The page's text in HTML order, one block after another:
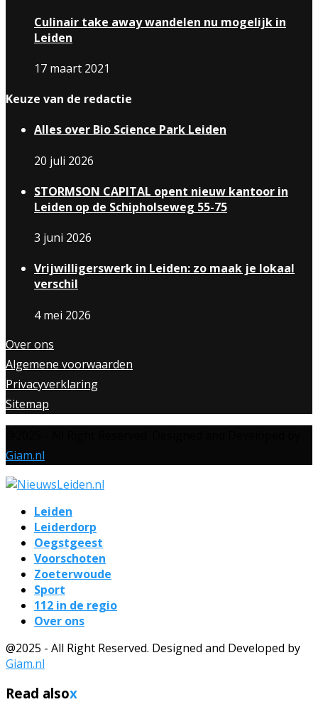
Culinair take away wandelen nu mogelijk in
Leiden
17 maart 2021
Keuze van de redactie
Alles over Bio Science Park Leiden
20 juli 2026
STORMSON CAPITAL opent nieuw kantoor in
Leiden op de Schipholseweg 55-75
3 juni 2026
Vrijwilligerswerk in Leiden: zo maak je lokaal
verschil
4 mei 2026
Over ons
Algemene voorwaarden
Privacyverklaring
Sitemap
Giam.nl
Leiden
Leiderdorp
Oegstgeest
Voorschoten
Zoeterwoude
Sport
112 in de regio
Over ons
@2025 - All Right Reserved. Designed and Developed by
Giam.nl
Read alsox